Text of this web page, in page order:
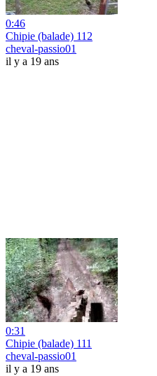
0:46
Chipie (balade) 112
cheval-passio01
il y a 19 ans
0:31
Chipie (balade) 111
cheval-passio01
il y a 19 ans